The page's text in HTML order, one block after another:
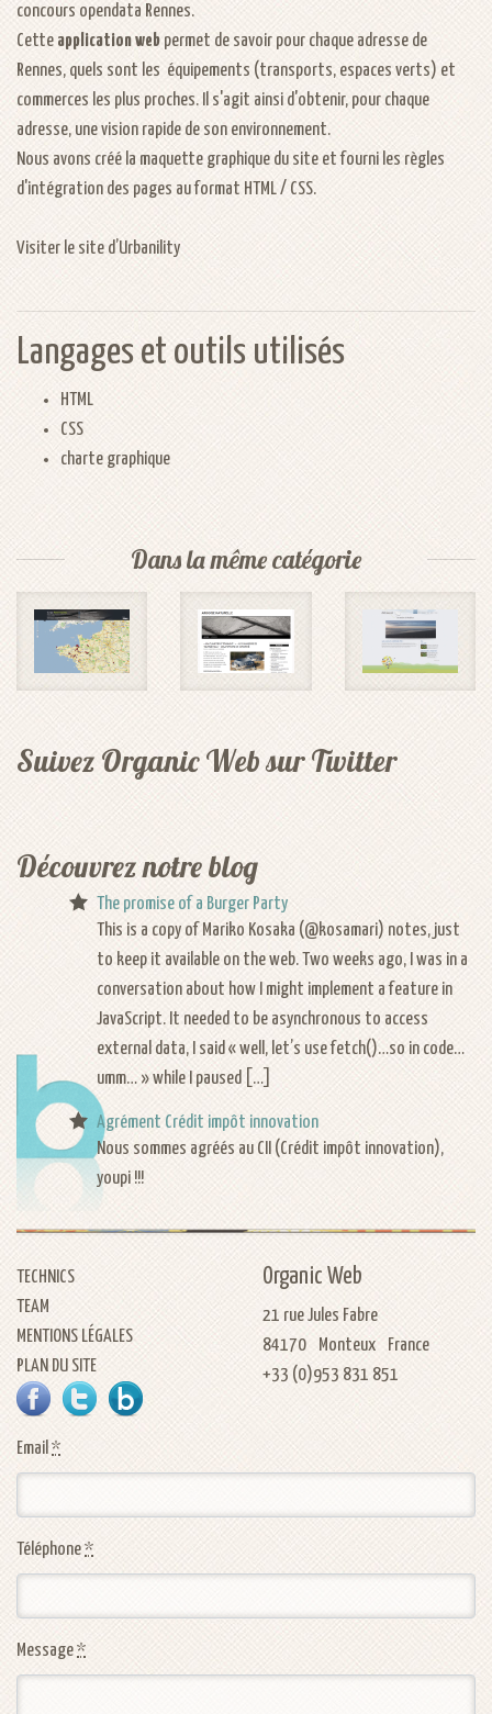
concours opendata Rennes.
Cette application web permet de savoir pour chaque adresse de
Rennes, quels sont les équipements (transports, espaces verts) et
commerces les plus proches. Il s'agit ainsi d'obtenir, pour chaque
adresse, une vision rapide de son environnement.
Nous avons créé la maquette graphique du site et fourni les règles
d'intégration des pages au format HTML / CSS.
Visiter le site d’Urbanility
Langages et outils utilisés
HTML
CSS
charte graphique
Dans la même catégorie
Patrimoine
Ruby
Rails
Géolocalisation
Ardoises
naturelles
HTML
Wordpress
Morbihan
Suivez Organic Web sur Twitter
Découvrez notre blog
The promise of a Burger Party
This is a copy of Mariko Kosaka (@kosamari) notes, just
to keep it available on the web. Two weeks ago, I was in a
conversation about how I might implement a feature in
JavaScript. It needed to be asynchronous to access
external data, I said « well, let’s use fetch()…so in code…
umm… » while I paused […]
Agrément Crédit impôt innovation
Nous sommes agréés au CII (Crédit impôt innovation),
youpi !!!
TECHNICS
TEAM
MENTIONS LÉGALES
PLAN DU SITE
FACEBOOKTWITTERNOTRE BLOG
Organic Web
21 rue Jules Fabre
84170
Monteux
France
+33 (0)953 831 851
Email *
Téléphone*
Message*